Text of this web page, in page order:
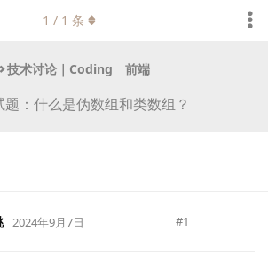
技术讨论｜Coding 前端
题：什么是伪数组和类数组？
1 / 1 条
2024年9月7日 #1